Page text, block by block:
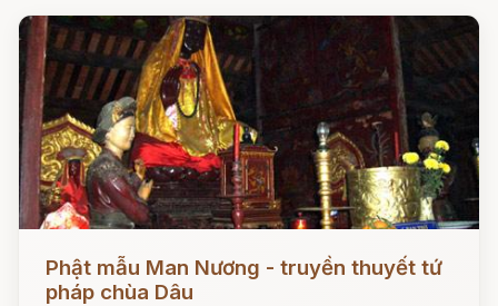
Phật mẫu Man Nương - truyền thuyết tứ
pháp chùa Dâu